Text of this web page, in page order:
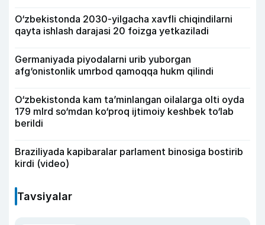
O‘zbekistonda 2030-yilgacha xavfli chiqindilarni
qayta ishlash darajasi 20 foizga yetkaziladi
Germaniyada piyodalarni urib yuborgan
afg‘onistonlik umrbod qamoqqa hukm qilindi
O‘zbekistonda kam ta’minlangan oilalarga olti oyda
179 mlrd so‘mdan ko‘proq ijtimoiy keshbek to‘lab
berildi
Braziliyada kapibaralar parlament binosiga bostirib
kirdi (video)
Tavsiyalar